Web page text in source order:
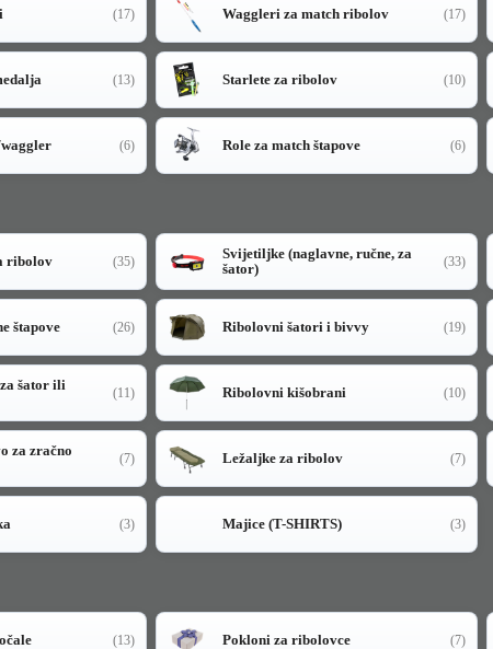
(17) Waggleri za match ribolov (17)
(13) Starlete za ribolov (10)
(6) Role za match štapove (6)
ribolov (35)
Svijetiljke (naglavne, ručne, za
šator)
(33)
štapove (26) Ribolovni šatori i bivvy (19)
šator ili
(11) Ribolovni kišobrani (10)
za zračno
(7) Ležaljke za ribolov (7)
(3) Majice (T-SHIRTS) (3)
(13) Pokloni za ribolovce (7)